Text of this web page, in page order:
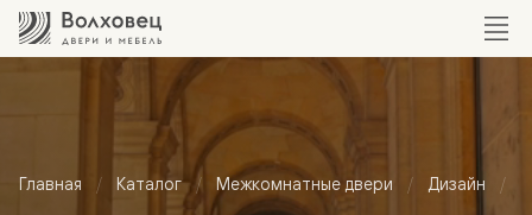
Главная Каталог Межкомнатные двери Дизайн